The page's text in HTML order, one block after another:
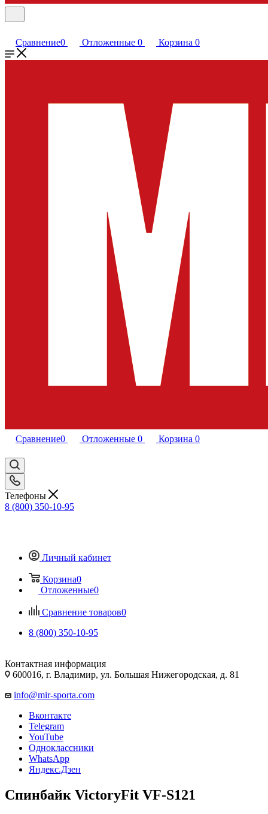
Сравнение0 Отложенные 0 Корзина 0
Сравнение0 Отложенные 0 Корзина 0
Телефоны
8 (800) 350-10-95
Личный кабинет
Корзина0
Отложенные0
Сравнение товаров0
8 (800) 350-10-95
Контактная информация
600016, г. Владимир, ул. Большая Нижегородская, д. 81
info@mir-sporta.com
Вконтакте
Telegram
YouTube
Одноклассники
WhatsApp
Яндекс.Дзен
Спинбайк VictoryFit VF-S121